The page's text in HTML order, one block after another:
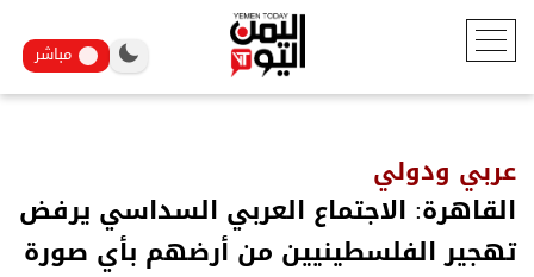
مباشر
عربي ودولي
القاهرة: الاجتماع العربي السداسي يرفض
تهجير الفلسطينيين من أرضهم بأي صورة